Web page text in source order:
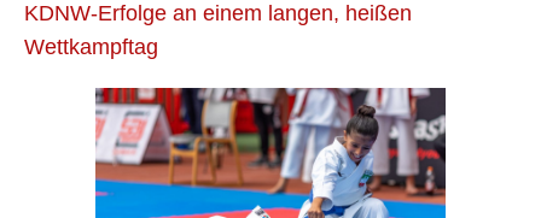
KDNW-Erfolge an einem langen, heißen
Wettkampftag